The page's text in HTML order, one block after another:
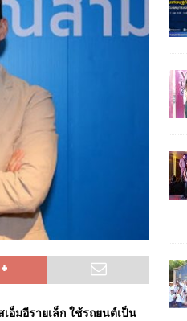
อ็มอีรายเล็ก ใช้รถยนต์เป็น